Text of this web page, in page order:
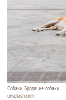
Собаки. Бродячие собаки.
unsplash.com